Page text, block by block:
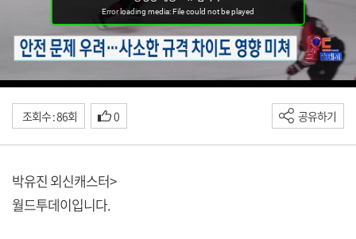
조회수 : 86회 0 공유하기
박유진 외신캐스터>
월드투데이입니다.